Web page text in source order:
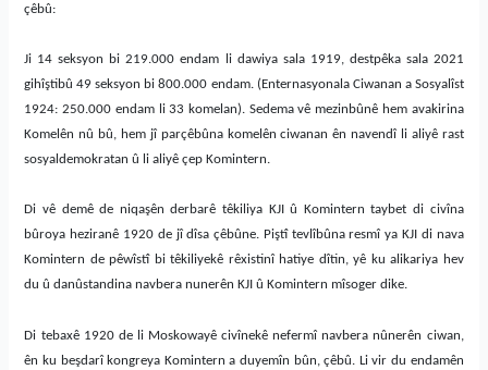
çêbû:
Ji 14 seksyon bi 219.000 endam li dawiya sala 1919, destpêka sala 2021
gihîştibû 49 seksyon bi 800.000 endam. (Enternasyonala Ciwanan a Sosyalîst
1924: 250.000 endam li 33 komelan). Sedema vê mezinbûnê hem avakirina
Komelên nû bû, hem jî parçêbûna komelên ciwanan ên navendî li aliyê rast
sosyaldemokratan û li aliyê çep Komintern.
Di vê demê de niqaşên derbarê têkiliya KJI û Komintern taybet di civîna
bûroya heziranê 1920 de jî dîsa çêbûne. Piştî tevlîbûna resmî ya KJI di nava
Komintern de pêwîstî bi têkiliyekê rêxistinî hatiye dîtin, yê ku alikariya hev
du û danûstandina navbera nunerên KJI û Komintern mîsoger dike.
Di tebaxê 1920 de li Moskowayê civînekê nefermî navbera nûnerên ciwan,
ên ku beşdarî kongreya Komintern a duyemîn bûn, çêbû. Li vir du endamên